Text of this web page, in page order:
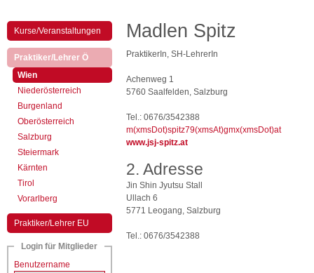
Kurse/Veranstaltungen
Praktiker/Lehrer Ö(aktiv)
Wien(aktiv)
Niederösterreich
Burgenland
Oberösterreich
Salzburg
Steiermark
Kärnten
Tirol
Vorarlberg
Praktiker/Lehrer EU
Login für Mitglieder
Benutzername
Madlen Spitz
PraktikerIn, SH-LehrerIn
Achenweg 1
5760 Saalfelden, Salzburg
Tel.: 0676/3542388
m(xmsDot)spitz79(xmsAt)gmx(xmsDot)at
www.jsj-spitz.at
2. Adresse
Jin Shin Jyutsu Stall
Ullach 6
5771 Leogang, Salzburg
Tel.: 0676/3542388